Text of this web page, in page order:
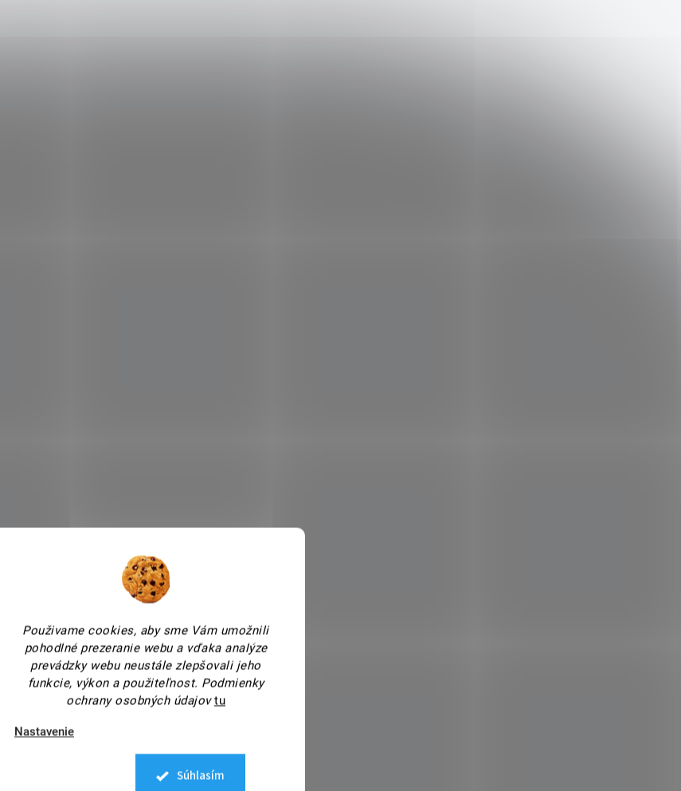
Použivame cookies, aby sme Vám umožnili
pohodlné prezeranie webu a vďaka analýze
prevádzky webu neustále zlepšovali jeho
funkcie, výkon a použiteľnost. Podmienky
ochrany osobných údajov tu
Nastavenie
Súhlasím